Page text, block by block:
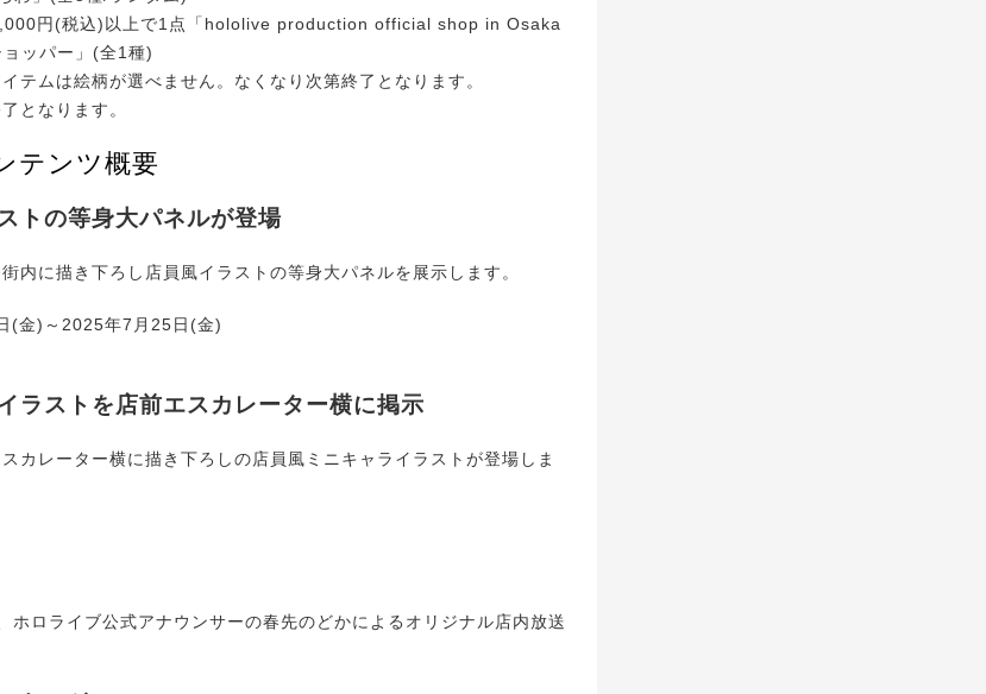
円(税込)以上で1点「hololive production official shop in Osaka
ッパー」(全1種)
テムは絵柄が選べません。なくなり次第終了となります。
となります。
テンツ概要
トの等身大パネルが登場
内に描き下ろし店員風イラストの等身大パネルを展示します。
(金)～2025年7月25日(金)
ラストを店前エスカレーター横に掲示
カレーター横に描き下ろしの店員風ミニキャライラストが登場しま
ロライブ公式アナウンサーの春先のどかによるオリジナル店内放送